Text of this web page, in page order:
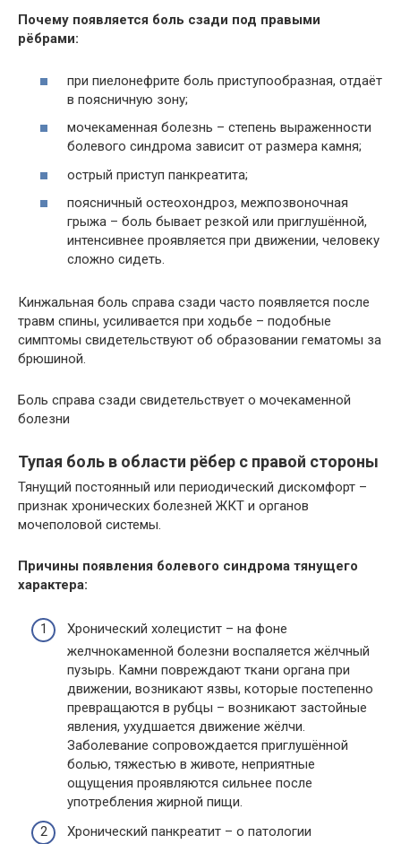
Почему появляется боль сзади под правыми
рёбрами:
при пиелонефрите боль приступообразная, отдаёт
в поясничную зону;
мочекаменная болезнь – степень выраженности
болевого синдрома зависит от размера камня;
острый приступ панкреатита;
поясничный остеохондроз, межпозвоночная
грыжа – боль бывает резкой или приглушённой,
интенсивнее проявляется при движении, человеку
сложно сидеть.
Кинжальная боль справа сзади часто появляется после
травм спины, усиливается при ходьбе – подобные
симптомы свидетельствуют об образовании гематомы за
брюшиной.
Боль справа сзади свидетельствует о мочекаменной
болезни
Тупая боль в области рёбер с правой стороны
Тянущий постоянный или периодический дискомфорт –
признак хронических болезней ЖКТ и органов
мочеполовой системы.
Причины появления болевого синдрома тянущего
характера:
Хронический холецистит – на фоне
желчнокаменной болезни воспаляется жёлчный
пузырь. Камни повреждают ткани органа при
движении, возникают язвы, которые постепенно
превращаются в рубцы – возникают застойные
явления, ухудшается движение жёлчи.
Заболевание сопровождается приглушённой
болью, тяжестью в животе, неприятные
ощущения проявляются сильнее после
употребления жирной пищи.
Хронический панкреатит – о патологии